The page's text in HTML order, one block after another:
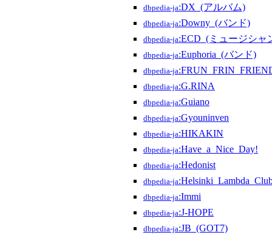
dbpedia-ja:DX_(アルバム)
dbpedia-ja:Downy_(バンド)
dbpedia-ja:ECD_(ミュージシャ
dbpedia-ja:Euphoria_(バンド)
dbpedia-ja
dbpedia-ja:G.RINA
dbpedia-ja:Guiano
dbpedia-ja:Gyouninven
dbpedia-ja:HIKAKIN
dbpedia-ja:Have_a_Nice_Day!
dbpedia-ja:Hedonist
dbpedia-ja
dbpedia-ja:Immi
dbpedia-ja:J-HOPE
dbpedia-ja:JB_(GOT7)